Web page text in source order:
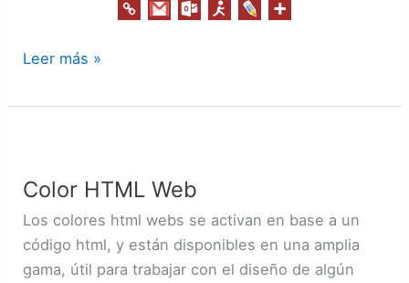
Leer más »
Color HTML Web
Los colores html webs se activan en base a un
código html, y están disponibles en una amplia
gama, útil para trabajar con el diseño de algún
Web